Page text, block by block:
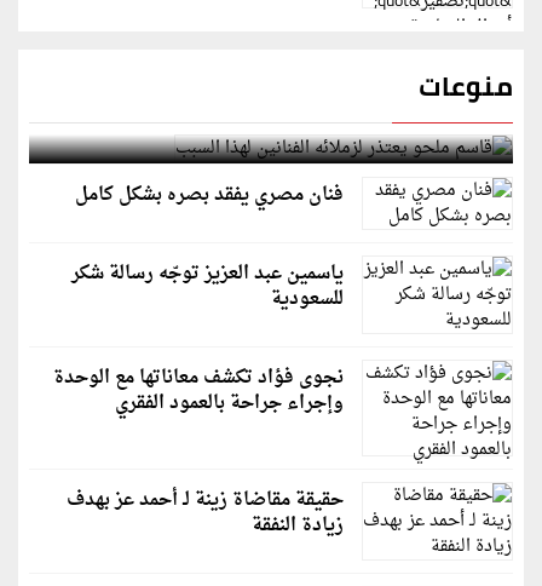
منوعات
قاسم ملحو يعتذر لزملائه الفنانين لهذا السبب
فنان مصري يفقد بصره بشكل كامل
ياسمين عبد العزيز توجّه رسالة شكر
للسعودية
نجوى فؤاد تكشف معاناتها مع الوحدة
وإجراء جراحة بالعمود الفقري
حقيقة مقاضاة زينة لـ أحمد عز بهدف
زيادة النفقة